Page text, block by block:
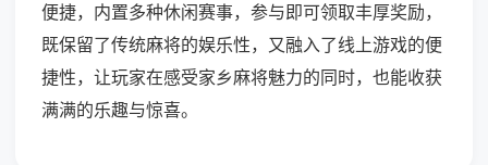
便捷，内置多种休闲赛事，参与即可领取丰厚奖励，
既保留了传统麻将的娱乐性，又融入了线上游戏的便
捷性，让玩家在感受家乡麻将魅力的同时，也能收获
满满的乐趣与惊喜。